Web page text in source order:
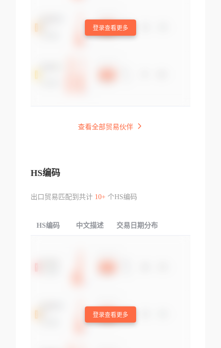
登录查看更多
查看全部贸易伙伴
HS编码
出口贸易匹配到共计 10+个HS编码
HS编码 中文描述 交易日期分布
登录查看更多